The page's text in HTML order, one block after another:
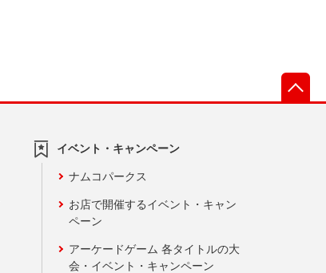
イベント・キャンペーン
ナムコパークス
お店で開催するイベント・キャン
ペーン
アーケードゲーム 各タイトルの大
会・イベント・キャンペーン